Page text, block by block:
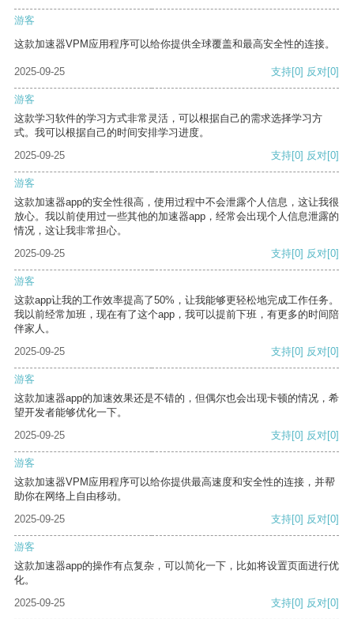
游客
这款加速器VPM应用程序可以给你提供全球覆盖和最高安全性的连接。
2025-09-25 支持[0] 反对[0]
游客
这款学习软件的学习方式非常灵活，可以根据自己的需求选择学习方
式。我可以根据自己的时间安排学习进度。
2025-09-25
支持[0] 反对[0]
游客
这款加速器app的安全性很高，使用过程中不会泄露个人信息，这让我很
放心。我以前使用过一些其他的加速器app，经常会出现个人信息泄露的
情况，这让我非常担心。
2025-09-25
支持[0] 反对[0]
游客
这款app让我的工作效率提高了50%，让我能够更轻松地完成工作任务。
我以前经常加班，现在有了这个app，我可以提前下班，有更多的时间陪
伴家人。
2025-09-25
支持[0] 反对[0]
游客
这款加速器app的加速效果还是不错的，但偶尔也会出现卡顿的情况，希
望开发者能够优化一下。
2025-09-25
支持[0] 反对[0]
游客
这款加速器VPM应用程序可以给你提供最高速度和安全性的连接，并帮
助你在网络上自由移动。
2025-09-25
支持[0] 反对[0]
游客
这款加速器app的操作有点复杂，可以简化一下，比如将设置页面进行优
化。
2025-09-25
支持[0] 反对[0]